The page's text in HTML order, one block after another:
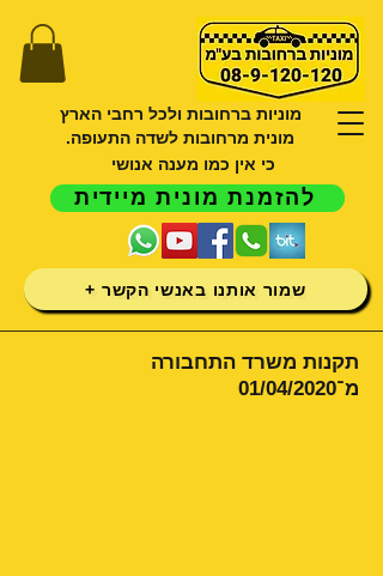
מוניות ברחובות ולכל רחבי הארץ
מונית מרחובות לשדה התעופה.
כי אין כמו מענה אנושי
להזמנת מונית מיידית
שמור אותנו באנשי הקשר +
תקנות משרד התחבורה
מ־01/04/2020